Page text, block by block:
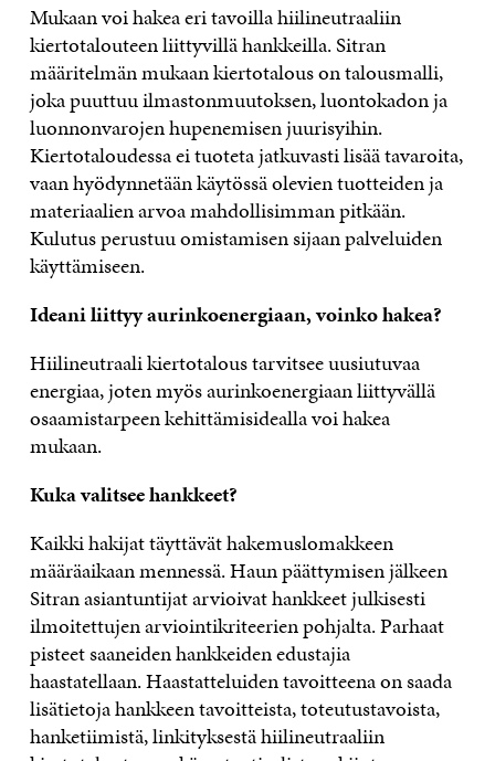
Mukaan voi hakea eri tavoilla hiilineutraaliin
kiertotalouteen liittyvillä hankkeilla. Sitran
määritelmän mukaan kiertotalous on talousmalli,
joka puuttuu ilmastonmuutoksen, luontokadon ja
luonnonvarojen hupenemisen juurisyihin.
Kiertotaloudessa ei tuoteta jatkuvasti lisää tavaroita,
vaan hyödynnetään käytössä olevien tuotteiden ja
materiaalien arvoa mahdollisimman pitkään.
Kulutus perustuu omistamisen sijaan palveluiden
käyttämiseen.
Ideani liittyy aurinkoenergiaan, voinko hakea?
Hiilineutraali kiertotalous tarvitsee uusiutuvaa
energiaa, joten myös aurinkoenergiaan liittyvällä
osaamistarpeen kehittämisidealla voi hakea
mukaan.
Kuka valitsee hankkeet?
Kaikki hakijat täyttävät hakemuslomakkeen
määräaikaan mennessä. Haun päättymisen jälkeen
Sitran asiantuntijat arvioivat hankkeet julkisesti
ilmoitettujen arviointikriteerien pohjalta. Parhaat
pisteet saaneiden hankkeiden edustajia
haastatellaan. Haastatteluiden tavoitteena on saada
lisätietoja hankkeen tavoitteista, toteutustavoista,
hanketiimistä, linkityksestä hiilineutraaliin